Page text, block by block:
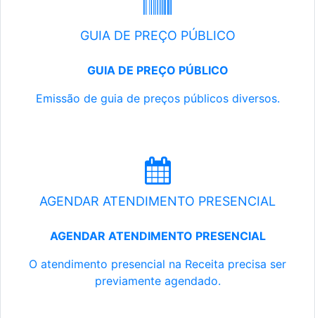
GUIA DE PREÇO PÚBLICO
GUIA DE PREÇO PÚBLICO
Emissão de guia de preços públicos diversos.
AGENDAR ATENDIMENTO PRESENCIAL
AGENDAR ATENDIMENTO PRESENCIAL
O atendimento presencial na Receita precisa ser
previamente agendado.